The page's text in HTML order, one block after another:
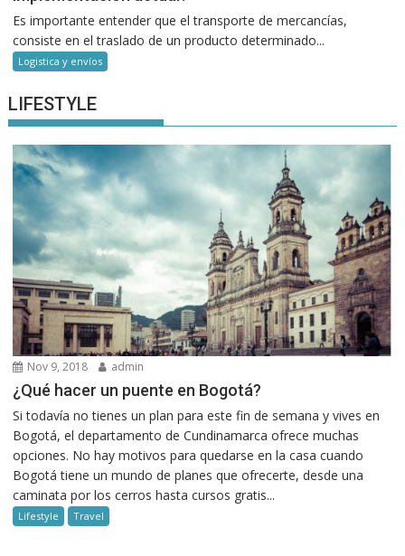
Es importante entender que el transporte de mercancías,
consiste en el traslado de un producto determinado...
Logistica y envíos
LIFESTYLE
Nov 9, 2018 admin
¿Qué hacer un puente en Bogotá?
Si todavía no tienes un plan para este fin de semana y vives en
Bogotá, el departamento de Cundinamarca ofrece muchas
opciones. No hay motivos para quedarse en la casa cuando
Bogotá tiene un mundo de planes que ofrecerte, desde una
caminata por los cerros hasta cursos gratis...
Lifestyle Travel